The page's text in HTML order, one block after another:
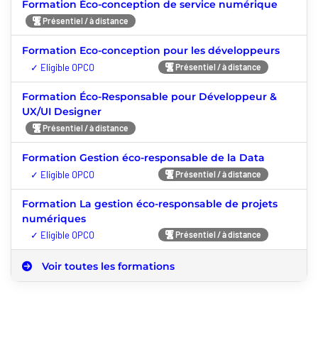
Formation Éco-conception de service numérique
Présentiel / à distance
Formation Eco-conception pour les développeurs
Présentiel / à distance
Formation Éco-Responsable pour Développeur &
UX/UI Designer
Présentiel / à distance
Formation Gestion éco-responsable de la Data
Présentiel / à distance
Formation La gestion éco-responsable de projets
numériques
Présentiel / à distance
Voir toutes les formations